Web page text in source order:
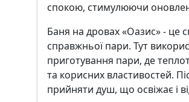
спокою, стимулюючи
Баня на дровах «Оазис» - це
справжньої пари. Тут
приготування пари, де
та корисних властивостей.
прийняти душ, що освіжає і